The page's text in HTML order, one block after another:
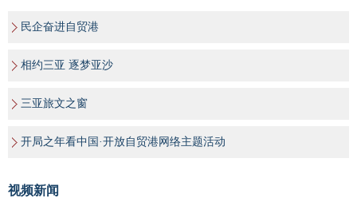
民企奋进自贸港
相约三亚 逐梦亚沙
三亚旅文之窗
开局之年看中国·开放自贸港网络主题活动
视频新闻